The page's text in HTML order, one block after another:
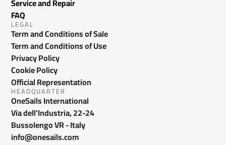
FAQ
LEGAL
Term and Conditions of Sale
Term and Conditions of Use
Privacy Policy
Cookie Policy
Official Representation
HEADQUARTER
OneSails International
Via dell'Industria, 22-24
Bussolengo VR - Italy
info@onesails.com